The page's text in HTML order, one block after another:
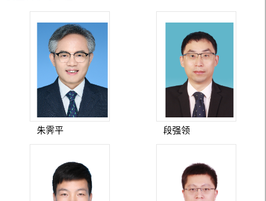
朱霁平 段强领